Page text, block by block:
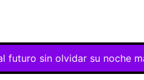
su noche más europea